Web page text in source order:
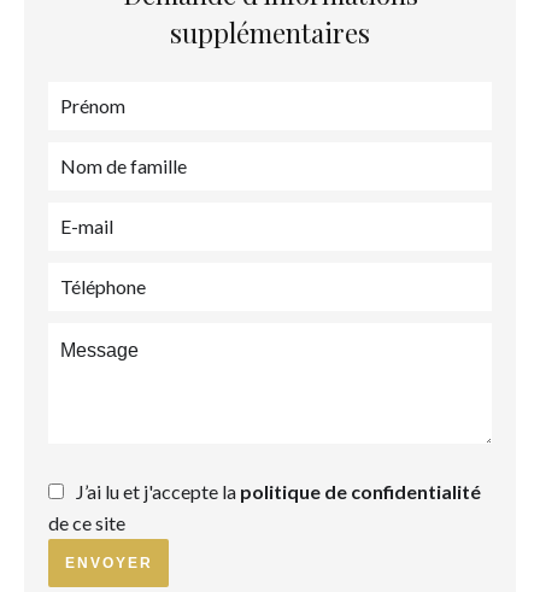
supplémentaires
J’ai lu et j'accepte la politique de confidentialité
de ce site
ENVOYER